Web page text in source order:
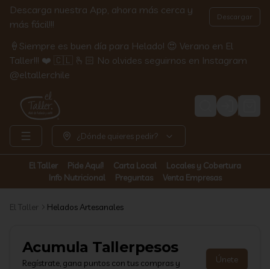
Descarga nuestra App, ahora más cerca y
más fácil!!!
Descargar
🍦Siempre es buen día para Helado! 😍 Verano en El
Taller!!! ❤️ 🇨🇱 🫰🏻 No olvides seguirnos en Instagram
@eltallerchile
Login
¿Dónde quieres pedir?
El Taller Pide Aquí! Carta Local
Locales y Cobertura
Info Nutricional
Preguntas Venta Empresas
El Taller Helados Artesanales
Acumula Tallerpesos
Regístrate, gana puntos con tus compras y
Únete